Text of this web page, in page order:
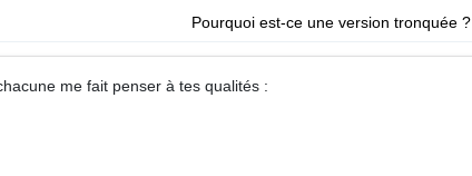
Pourquoi est-ce une version tronquée ?
chacune me fait penser à tes qualités :